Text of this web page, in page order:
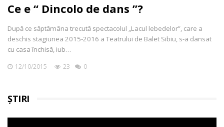
Ce e “ Dincolo de dans ”?
După ce săptămâna trecută spectacolul „Lacul lebedelor”, care a
deschis stagiunea 2015-2016 a Teatrului de Balet Sibiu, s-a dansat
cu casa închisă, iub…
12/10/2015 23 0
ȘTIRI